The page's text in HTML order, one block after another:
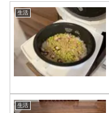
生活
生活